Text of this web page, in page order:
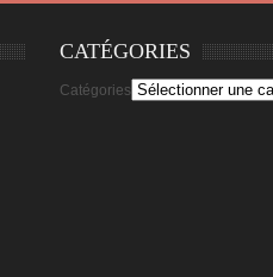
CATÉGORIES
Catégories